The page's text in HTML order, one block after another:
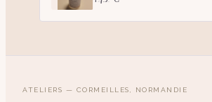
ATELIERS — CORMEILLES, NORMANDIE